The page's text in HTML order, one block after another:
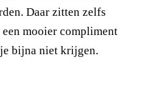
Daar zitten zelfs
mooier compliment
bijna niet krijgen.